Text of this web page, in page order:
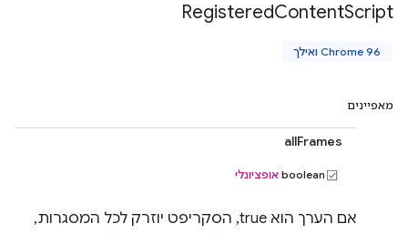
RegisteredContentScript
Chrome 96 ואילך
מאפיינים
allFrames
boolean אופציונלי
אם הערך הוא true, הסקריפט יוזרק לכל המסגרות,